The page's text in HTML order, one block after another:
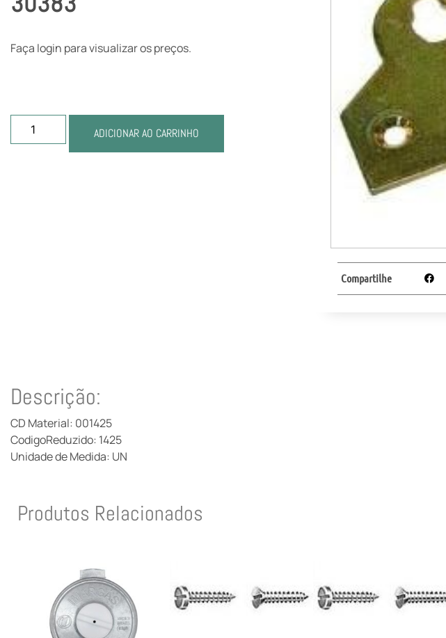
Faça login para visualizar os preços.
ADICIONAR AO CARRINHO
Compartilhe
Descrição:
CD Material: 001425
CodigoReduzido: 1425
Unidade de Medida: UN
Produtos Relacionados